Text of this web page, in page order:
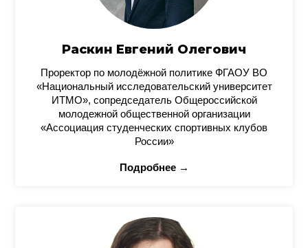
Раскин Евгений Олегович
Проректор по молодёжной политике ФГАОУ ВО
«Национальный исследовательский университет
ИТМО», сопредседатель Общероссийской
молодежной общественной организации
«Ассоциация студенческих спортивных клубов
России»
Подробнее →